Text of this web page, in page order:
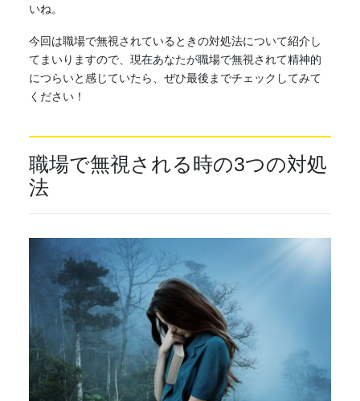
いね。
今回は職場で無視されているときの対処法について紹介し
てまいりますので、現在あなたが職場で無視されて精神的
につらいと感じていたら、ぜひ最後までチェックしてみて
ください！
職場で無視される時の3つの対処
法